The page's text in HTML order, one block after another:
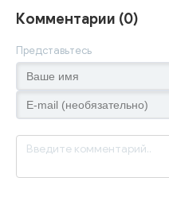
Комментарии (0)
Представьтесь